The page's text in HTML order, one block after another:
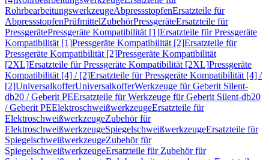
RohrbearbeitungswerkzeugeAbpressstopfenErsatzteile für
AbpressstopfenPrüfmittelZubehörPressgeräteErsatzteile für
PressgerätePressgeräte Kompatibilität [1]Ersatzteile für Pressgeräte
Kompatibilität [1]Pressgeräte Kompatibilität [2]Ersatzteile für
Pressgeräte Kompatibilität [2]Pressgeräte Kompatibilität
[2XL]Ersatzteile für Pressgeräte Kompatibilität [2XL]Pressgeräte
Kompatibilität [4] / [2]Ersatzteile für Pressgeräte Kompatibilität [4] /
[2]UniversalkofferUniversalkofferWerkzeuge für Geberit Silent-
db20 / Geberit PEErsatzteile für Werkzeuge für Geberit Silent-db20
/ Geberit PEElektroschweißwerkzeugeErsatzteile für
ElektroschweißwerkzeugeZubehör für
ElektroschweißwerkzeugeSpiegelschweißwerkzeugeErsatzteile für
SpiegelschweißwerkzeugeZubehör für
SpiegelschweißwerkzeugeErsatzteile für Zubehör für